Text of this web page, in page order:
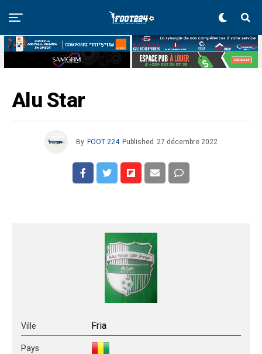
Alu Star
By FOOT 224 Published 27 décembre 2022
Ville Fria
Pays